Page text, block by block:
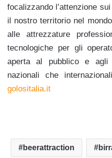
focalizzando l’attenzione
il nostro territorio nel
alle attrezzature
tecnologiche per gli
aperta al pubblico e
nazionali che
golositalia.it
beerattraction